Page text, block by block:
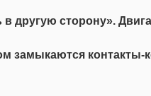
другую сторону».
замыкаются контакты-